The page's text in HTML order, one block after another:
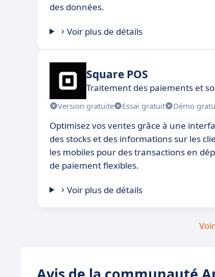
des données.
Voir plus de détails
Square POS
Traitement des paiements et
Version gratuite Essai gratuit Démo
Optimisez vos ventes grâce à une
des stocks et des informations sur les
les mobiles pour des transactions en
de paiement flexibles.
Voir plus de détails